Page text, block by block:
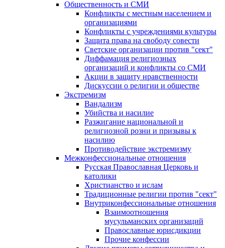
Общественность и СМИ
Конфликты с местным населением и
организациями
Конфликты с учреждениями культуры
Защита права на свободу совести
Светские организации против "сект"
Диффамация религиозных
организаций и конфликты со СМИ
Акции в защиту нравственности
Дискуссии о религии и обществе
Экстремизм
Вандализм
Убийства и насилие
Разжигание национальной и
религиозной розни и призывы к
насилию
Противодействие экстремизму
Межконфессиональные отношения
Русская Православная Церковь и
католики
Христианство и ислам
Традиционные религии против "сект"
Внутриконфессиональные отношения
Взаимоотношения
мусульманских организаций
Православные юрисдикции
Прочие конфессии